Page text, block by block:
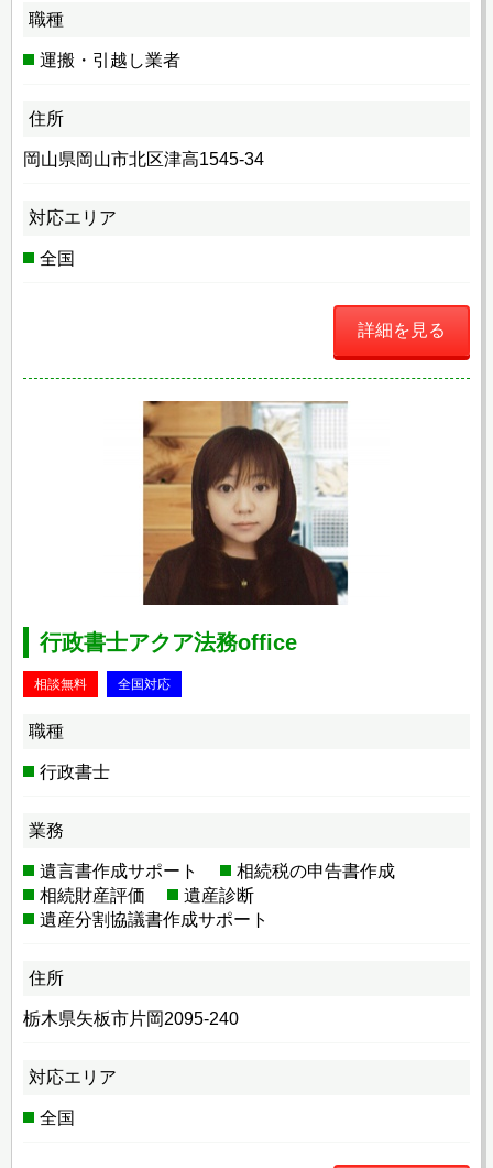
職種
運搬・引越し業者
住所
岡山県岡山市北区津高1545-34
対応エリア
全国
詳細を見る
行政書士アクア法務office
相談無料 全国対応
職種
行政書士
業務
遺言書作成サポート
相続税の申告書作成
相続財産評価
遺産診断
遺産分割協議書作成サポート
住所
栃木県矢板市片岡2095-240
対応エリア
全国